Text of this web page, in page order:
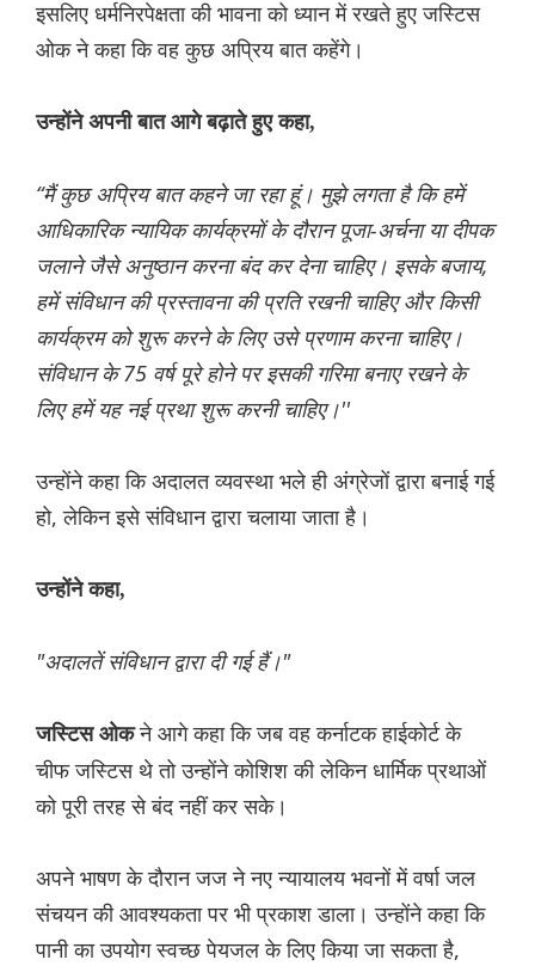
इसलिए धर्मनिरपेक्षता की भावना को ध्यान में रखते हुए जस्टिस
ओक ने कहा कि वह कुछ अप्रिय बात कहेंगे।
उन्होंने अपनी बात आगे बढ़ाते हुए कहा,
“मैं कुछ अप्रिय बात कहने जा रहा हूं। मुझे लगता है कि हमें
आधिकारिक न्यायिक कार्यक्रमों के दौरान पूजा-अर्चना या दीपक
जलाने जैसे अनुष्ठान करना बंद कर देना चाहिए। इसके बजाय,
हमें संविधान की प्रस्तावना की प्रति रखनी चाहिए और किसी
कार्यक्रम को शुरू करने के लिए उसे प्रणाम करना चाहिए।
संविधान के 75 वर्ष पूरे होने पर इसकी गरिमा बनाए रखने के
लिए हमें यह नई प्रथा शुरू करनी चाहिए।''
उन्होंने कहा कि अदालत व्यवस्था भले ही अंग्रेजों द्वारा बनाई गई
हो, लेकिन इसे संविधान द्वारा चलाया जाता है।
उन्होंने कहा,
"अदालतें संविधान द्वारा दी गई हैं।"
जस्टिस ओकने आगे कहा कि जब वह कर्नाटक हाईकोर्ट के
चीफ जस्टिस थे तो उन्होंने कोशिश की लेकिन धार्मिक प्रथाओं
को पूरी तरह से बंद नहीं कर सके।
अपने भाषण के दौरान जज ने नए न्यायालय भवनों में वर्षा जल
संचयन की आवश्यकता पर भी प्रकाश डाला। उन्होंने कहा कि
पानी का उपयोग स्वच्छ पेयजल के लिए किया जा सकता है,